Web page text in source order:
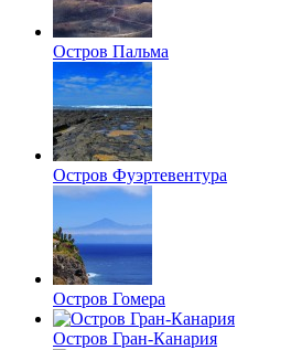
Остров Пальма
Остров Фуэртевентура
Остров Гомера
Остров Гран-Канария